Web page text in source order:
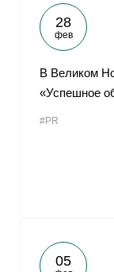
28
фев
В Великом
«Успешное
#PR
05